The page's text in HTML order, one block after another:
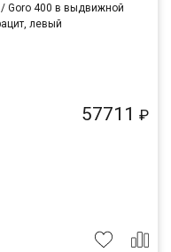
/ Goro 400 в выдвижной
левый
57711 ₽